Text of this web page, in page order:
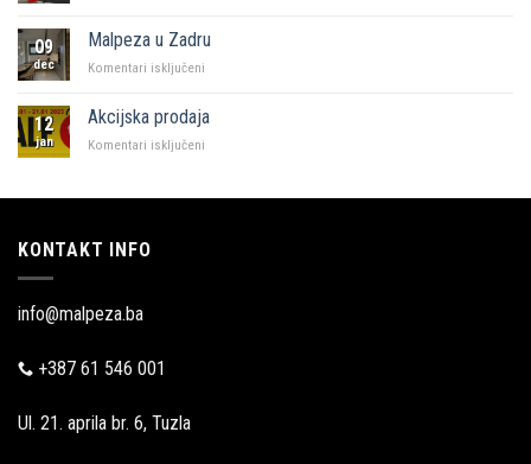
Malpeza
09
dec
Malpeza u Zadru
Komentari isključeni
Zadru
12
jan
Akcijska prodaja
Komentari isključeni
KONTAKT INFO
info@malpeza.ba
+387 61 546 001
Ul. 21. aprila br. 6, Tuzla